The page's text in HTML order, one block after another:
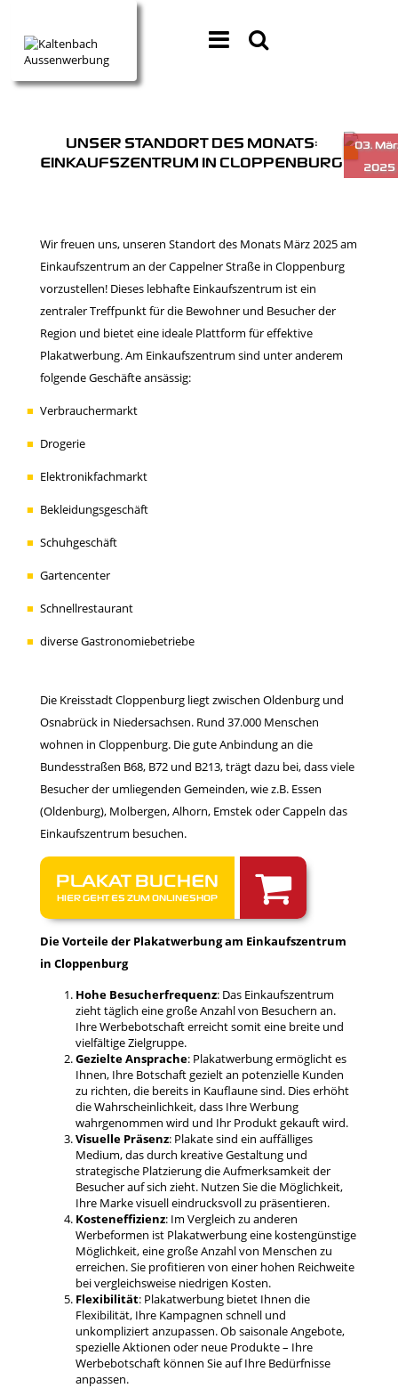
UNSER STANDORT DES MONATS:
EINKAUFSZENTRUM IN CLOPPENBURG
Wir freuen uns, unseren Standort des Monats März 2025 am
Einkaufszentrum an der Cappelner Straße in Cloppenburg
vorzustellen! Dieses lebhafte Einkaufszentrum ist ein
zentraler Treffpunkt für die Bewohner und Besucher der
Region und bietet eine ideale Plattform für effektive
Plakatwerbung. Am Einkaufszentrum sind unter anderem
folgende Geschäfte ansässig:
Verbrauchermarkt
Drogerie
Elektronikfachmarkt
Bekleidungsgeschäft
Schuhgeschäft
Gartencenter
Schnellrestaurant
diverse Gastronomiebetriebe
Die Kreisstadt Cloppenburg liegt zwischen Oldenburg und
Osnabrück in Niedersachsen. Rund 37.000 Menschen
wohnen in Cloppenburg. Die gute Anbindung an die
Bundesstraßen B68, B72 und B213, trägt dazu bei, dass viele
Besucher der umliegenden Gemeinden, wie z.B. Essen
(Oldenburg), Molbergen, Alhorn, Emstek oder Cappeln das
Einkaufszentrum besuchen.
PLAKAT BUCHEN
HIER GEHT ES ZUM ONLINESHOP
Die Vorteile der Plakatwerbung am Einkaufszentrum
in Cloppenburg
Hohe Besucherfrequenz: Das Einkaufszentrum
zieht täglich eine große Anzahl von Besuchern an.
Ihre Werbebotschaft erreicht somit eine breite und
vielfältige Zielgruppe.
Gezielte Ansprache: Plakatwerbung ermöglicht es
Ihnen, Ihre Botschaft gezielt an potenzielle Kunden
zu richten, die bereits in Kauflaune sind. Dies erhöht
die Wahrscheinlichkeit, dass Ihre Werbung
wahrgenommen wird und Ihr Produkt gekauft wird.
Visuelle Präsenz: Plakate sind ein auffälliges
Medium, das durch kreative Gestaltung und
strategische Platzierung die Aufmerksamkeit der
Besucher auf sich zieht. Nutzen Sie die Möglichkeit,
Ihre Marke visuell eindrucksvoll zu präsentieren.
Kosteneffizienz: Im Vergleich zu anderen
Werbeformen ist Plakatwerbung eine kostengünstige
Möglichkeit, eine große Anzahl von Menschen zu
erreichen. Sie profitieren von einer hohen Reichweite
bei vergleichsweise niedrigen Kosten.
Flexibilität: Plakatwerbung bietet Ihnen die
Flexibilität, Ihre Kampagnen schnell und
unkompliziert anzupassen. Ob saisonale Angebote,
spezielle Aktionen oder neue Produkte – Ihre
Werbebotschaft können Sie auf Ihre Bedürfnisse
anpassen.